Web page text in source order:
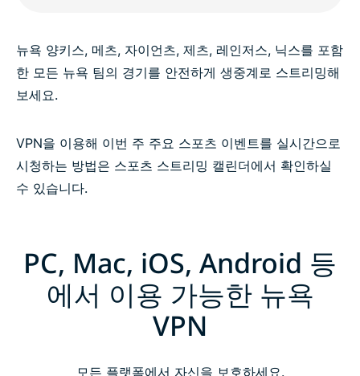
뉴욕 양키스, 메츠, 자이언츠, 제츠, 레인저스, 닉스를 포함
한 모든 뉴욕 팀의 경기를 안전하게 생중계로 스트리밍해
보세요.
VPN을 이용해 이번 주 주요 스포츠 이벤트를 실시간으로
시청하는 방법은 스포츠 스트리밍 캘린더에서 확인하실
수 있습니다.
PC, Mac, iOS, Android 등
에서 이용 가능한 뉴욕
VPN
모든 플랫폼에서 자신을 보호하세요.